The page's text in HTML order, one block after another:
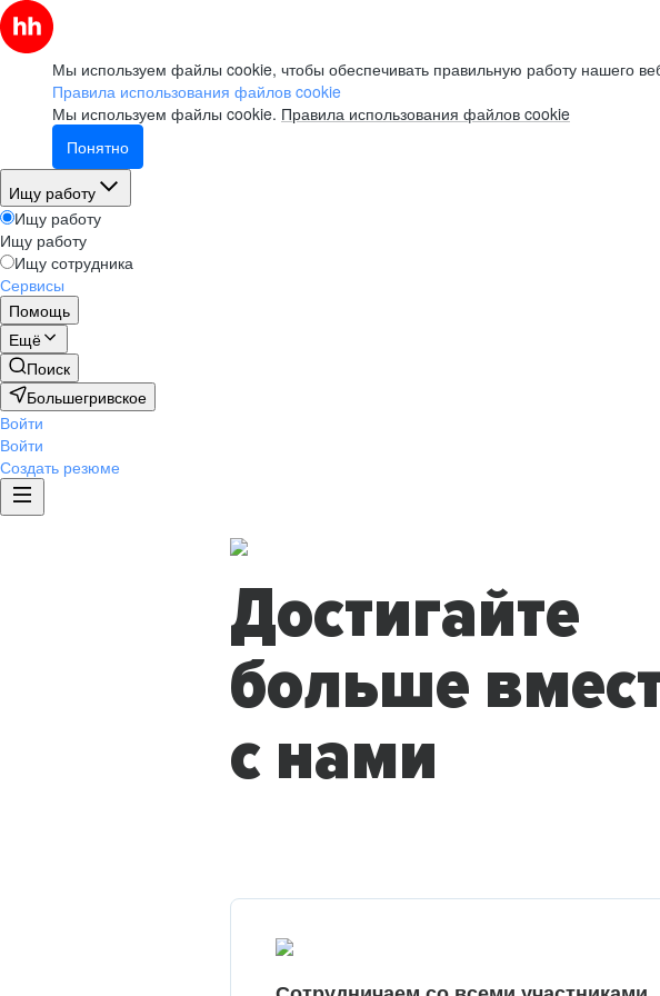
Мы используем файлы cookie, чтобы обеспечивать правильную работу нашего
Правила использования файлов cookie
Мы используем файлы cookie. Правила использования файлов cookie
Понятно
Ищу работу
Ищу работу
Ищу работу
Ищу сотрудника
Сервисы
Помощь
Ещё
Поиск
Большегривское
Войти
Войти
Создать резюме
Достигайте
больше
с нами